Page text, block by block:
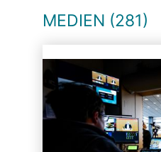
MEDIEN (281)